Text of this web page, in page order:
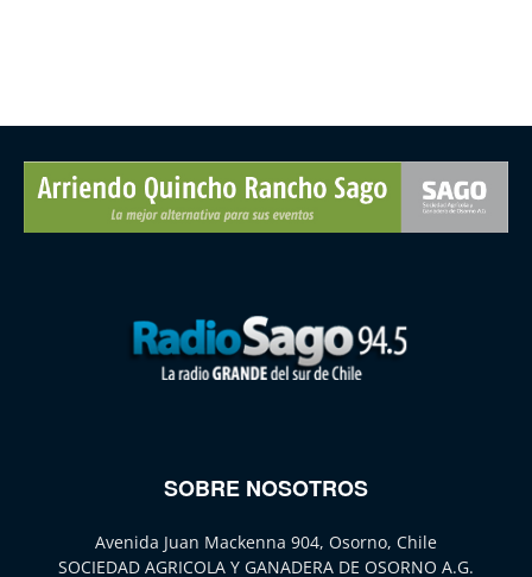
SOBRE NOSOTROS
Avenida Juan Mackenna 904, Osorno, Chile
SOCIEDAD AGRICOLA Y GANADERA DE OSORNO A.G.